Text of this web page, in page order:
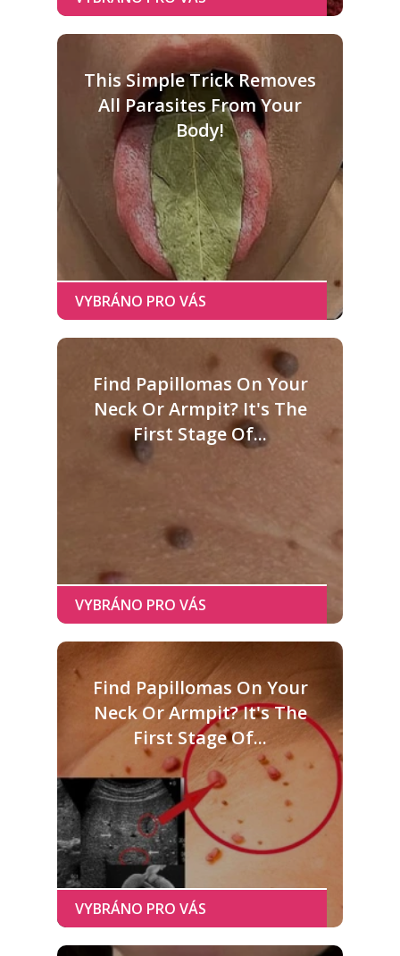
This Simple Trick Removes
All Parasites From Your
Body!
Find Papillomas On Your
Neck Or Armpit? It's The
First Stage Of...
Find Papillomas On Your
Neck Or Armpit? It's The
First Stage Of...